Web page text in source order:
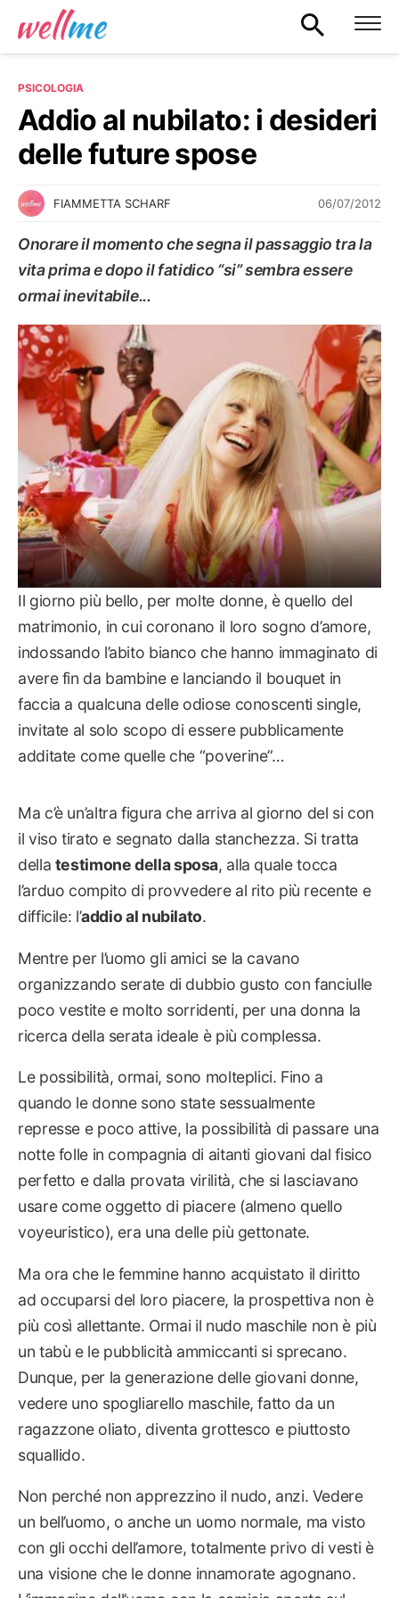
PSICOLOGIA
Addio al nubilato: i desideri
delle future spose
FIAMMETTA SCHARF 06/07/2012
Onorare il momento che segna il passaggio tra la
vita prima e dopo il fatidico “si” sembra essere
ormai inevitabile...
PSICOLOGIA
Il giorno più bello, per molte donne, è quello del
matrimonio, in cui coronano il loro sogno d’amore,
indossando l’abito bianco che hanno immaginato di
avere fin da bambine e lanciando il bouquet in
faccia a qualcuna delle odiose conoscenti single,
invitate al solo scopo di essere pubblicamente
additate come quelle che “poverine”…
Ma c’è un’altra figura che arriva al giorno del si con
il viso tirato e segnato dalla stanchezza. Si tratta
della testimone della sposa, alla quale tocca
l’arduo compito di provvedere al rito più recente e
difficile: l’addio al nubilato.
Mentre per l’uomo gli amici se la cavano
organizzando serate di dubbio gusto con fanciulle
poco vestite e molto sorridenti, per una donna la
ricerca della serata ideale è più complessa.
Le possibilità, ormai, sono molteplici. Fino a
quando le donne sono state sessualmente
represse e poco attive, la possibilità di passare una
notte folle in compagnia di aitanti giovani dal fisico
perfetto e dalla provata virilità, che si lasciavano
usare come oggetto di piacere (almeno quello
voyeuristico), era una delle più gettonate.
Ma ora che le femmine hanno acquistato il diritto
ad occuparsi del loro piacere, la prospettiva non è
più così allettante. Ormai il nudo maschile non è più
un tabù e le pubblicità ammiccanti si sprecano.
Dunque, per la generazione delle giovani donne,
vedere uno spogliarello maschile, fatto da un
ragazzone oliato, diventa grottesco e piuttosto
squallido.
Non perché non apprezzino il nudo, anzi. Vedere
un bell’uomo, o anche un uomo normale, ma visto
con gli occhi dell’amore, totalmente privo di vesti è
una visione che le donne innamorate agognano.